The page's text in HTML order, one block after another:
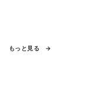
もっと見る